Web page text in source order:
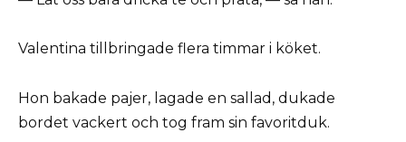
Valentina tillbringade flera timmar i köket.
Hon bakade pajer, lagade en sallad, dukade
bordet vackert och tog fram sin favoritduk.